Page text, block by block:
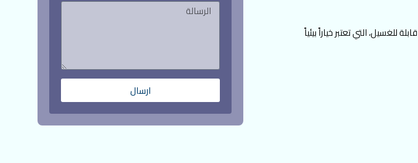
للغسيل، التي تعتبر خياراً بيئياً
ارسال